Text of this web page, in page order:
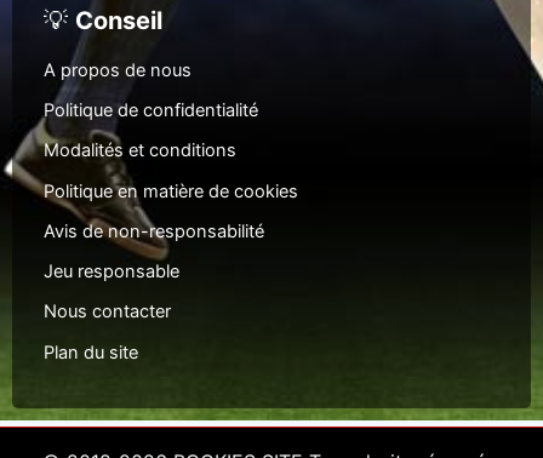
💡 Conseil
A propos de nous
Politique de confidentialité
Modalités et conditions
Politique en matière de cookies
Avis de non-responsabilité
Jeu responsable
Nous contacter
Plan du site